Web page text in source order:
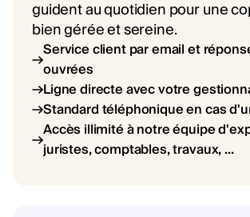
guident au quotidien pour une
bien gérée et sereine.
Service client par email et
ouvrées
Ligne directe avec votre
Standard téléphonique en cas
Accès illimité à notre équipe
juristes, comptables, travaux, ...